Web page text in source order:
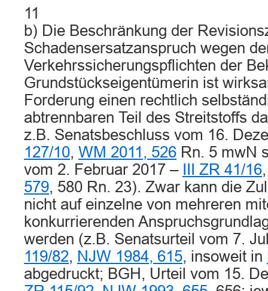
11
b) Die Beschränkung der
Schadensersatzanspruch wegen
Verkehrssicherungspflichten der
Grundstückseigentümerin ist
Forderung einen rechtlich
abtrennbaren Teil des Streitstoffs
z.B. Senatsbeschluss vom 16.
127/10, WM 2011, 526 Rn. 5 mwN
vom 2. Februar 2017 –
III ZR 41/16
579, 580 Rn. 23). Zwar kann die
nicht auf einzelne von mehreren
konkurrierenden
werden (z.B. Senatsurteil vom 7.
119/82, NJW 1984, 615, insoweit in
abgedruckt; BGH, Urteil vom 15.